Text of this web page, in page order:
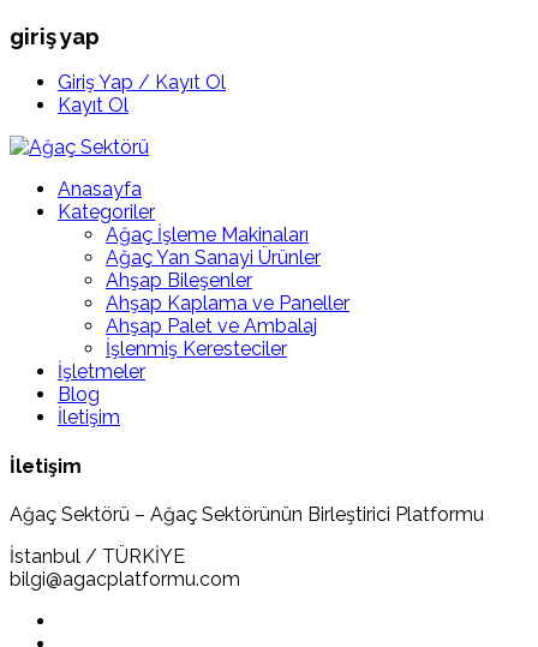
giriş yap
Giriş Yap / Kayıt Ol
Kayıt Ol
Anasayfa
Kategoriler
Ağaç İşleme Makinaları
Ağaç Yan Sanayi Ürünler
Ahşap Bileşenler
Ahşap Kaplama ve Paneller
Ahşap Palet ve Ambalaj
İşlenmiş Keresteciler
İşletmeler
Blog
İletişim
İletişim
Ağaç Sektörü – Ağaç Sektörünün Birleştirici Platformu
İstanbul / TÜRKİYE
bilgi@agacplatformu.com